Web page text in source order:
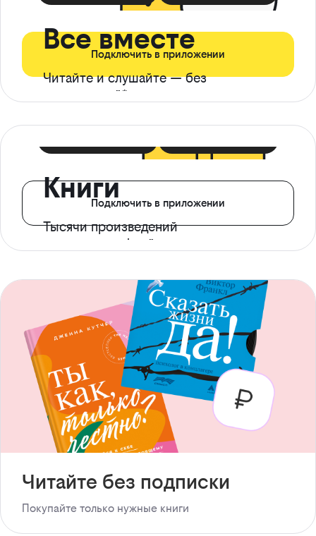
Все вместе
Читайте и слушайте — без
ограничений*
Подключить в приложении
Книги
Тысячи произведений
с доступом офлайн
Подключить в приложении
Читайте без подписки
Покупайте только нужные книги